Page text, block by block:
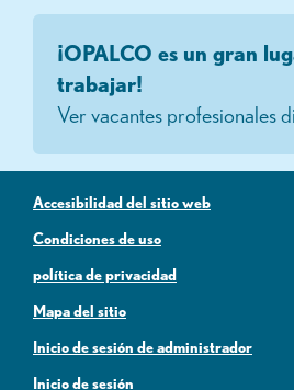
¡OPALCO es un gran
trabajar!
Ver vacantes profesionales
Accesibilidad del sitio web
Condiciones de uso
política de privacidad
Mapa del sitio
Inicio de sesión de administrador
Inicio de sesión